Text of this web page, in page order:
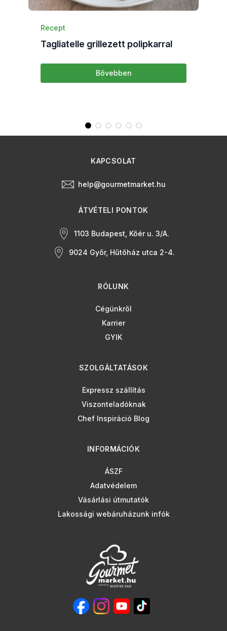
Recept
Tagliatelle grillezett polipkarral
Bővebben
KAPCSOLAT
help@gourmetmarket.hu
ÁTVÉTELI PONTOK
1103 Budapest, Kőér u. 3/A.
9024 Győr, Hűtőház utca 2-4.
RÓLUNK
Cégünkről
Karrier
GYIK
SZOLGÁLTATÁSOK
Expressz szállítás
Viszonteladóknak
Chef Inspiráció Blog
INFORMÁCIÓK
ÁSZF
Adatvédelem
Vásárlási útmutatók
Lakossági webáruházunk infók